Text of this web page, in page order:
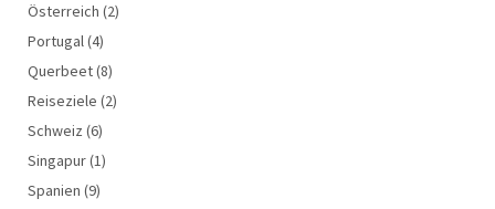
Österreich (2)
Portugal(4)
Querbeet(8)
Reiseziele (2)
Schweiz (6)
Singapur(1)
Spanien (9)